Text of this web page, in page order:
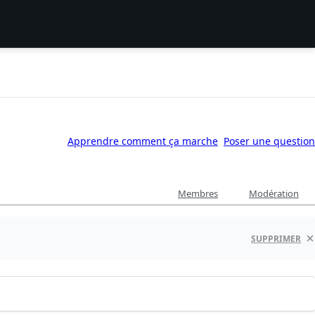
Apprendre comment ça marche Poser une question
Membres Modération
SUPPRIMER